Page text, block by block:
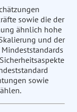
sowie die der
ähnlich hohe
und der
sowie